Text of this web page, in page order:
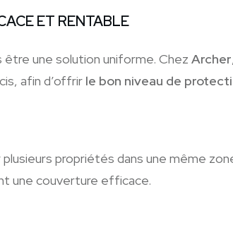
ET RENTABLE
une solution uniforme. Chez Archer
afin d’offrir le bon niveau de
propriétés dans une même
une couverture efficace.